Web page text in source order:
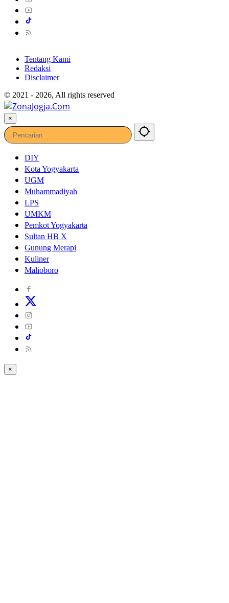
Tentang Kami
Redaksi
Disclaimer
© 2021 - 2026, All rights reserved
×
DIY
Kota Yogyakarta
UGM
Muhammadiyah
LPS
UMKM
Pemkot Yogyakarta
Sultan HB X
Gunung Merapi
Kuliner
Malioboro
×